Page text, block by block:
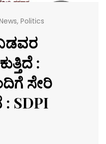
, Politics
:
ಸೇರಿ
SDPI